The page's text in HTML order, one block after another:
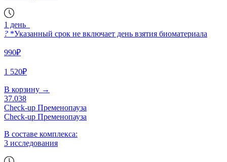
1 день
? *Указанный срок не включает день взятия биоматериала
990₽
1 520₽
В корзину →
37.038
Check-up Пременопауза
Check-up Пременопауза
В составе комплекса:
3 исследования